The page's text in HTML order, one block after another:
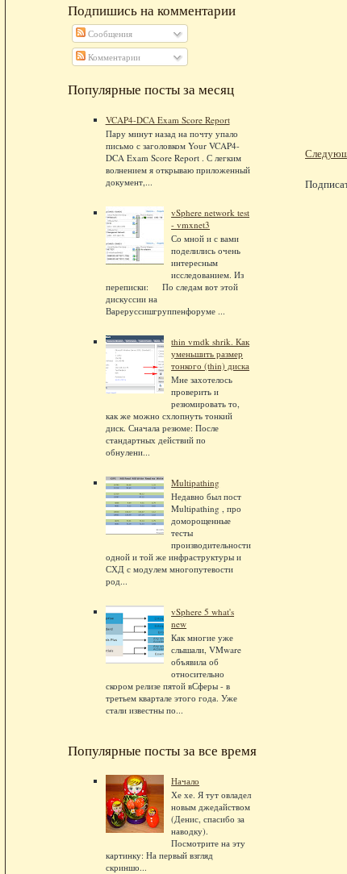
Подпишись на комментарии
Сообщения
Комментарии
Популярные посты за месяц
VCAP4-DCA Exam Score Report
Пару минут назад на почту упало
письмо с заголовком Your VCAP4-
DCA Exam Score Report . С легким
волнением я открываю приложенный
документ,...
vSphere network test
- vmxnet3
Со мной и с вами
поделились очень
интересным
исследованием. Из
переписки: По следам вот этой
дискуссии на
Вареруссишгруппенфоруме ...
thin vmdk shrik. Как
уменьшить размер
тонкого (thin) диска
Мне захотелось
проверить и
резюмировать то,
как же можно схлопнуть тонкий
диск. Сначала резюме: После
стандартных действий по
обнулени...
Multipathing
Недавно был пост
Multipathing , про
доморощенные
тесты
производительности
одной и той же инфраструктуры и
СХД с модулем многопутевости
род...
vSphere 5 what's
new
Как многие уже
слышали, VMware
объявила об
относительно
скором релизе пятой вСферы - в
третьем квартале этого года. Уже
стали известны по...
Популярные посты за все время
Начало
Хе хе. Я тут овладел
новым джедайством
(Денис, спасибо за
наводку).
Посмотрите на эту
картинку: На первый взгляд
скриншо...